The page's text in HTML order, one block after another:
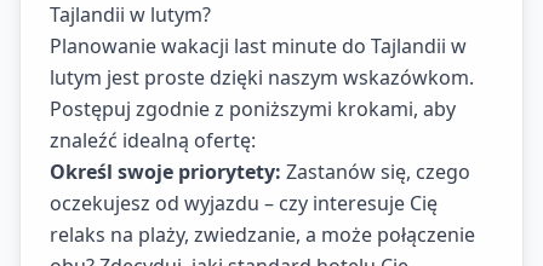
Tajlandii w lutym?
Planowanie wakacji last minute do Tajlandii w
lutym jest proste dzięki naszym wskazówkom.
Postępuj zgodnie z poniższymi krokami, aby
znaleźć idealną ofertę:
Określ swoje priorytety: Zastanów się, czego
oczekujesz od wyjazdu – czy interesuje Cię
relaks na plaży, zwiedzanie, a może połączenie